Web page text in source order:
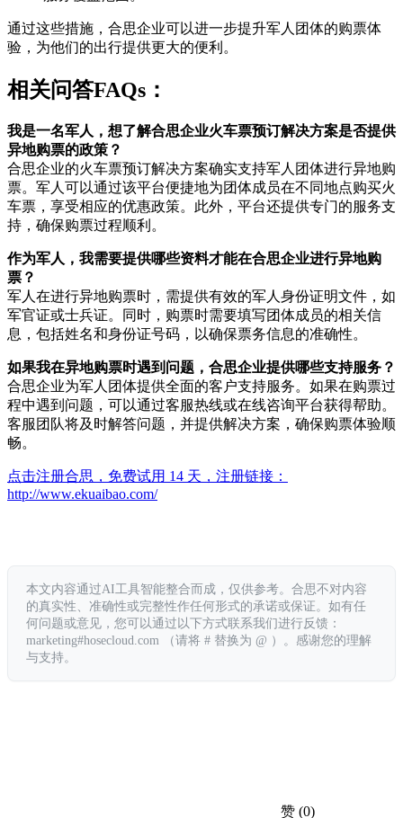
通过这些措施，合思企业可以进一步提升军人团体的购票体
验，为他们的出行提供更大的便利。
相关问答FAQs：
我是一名军人，想了解合思企业火车票预订解决方案是否提供
异地购票的政策？
合思企业的火车票预订解决方案确实支持军人团体进行异地购
票。军人可以通过该平台便捷地为团体成员在不同地点购买火
车票，享受相应的优惠政策。此外，平台还提供专门的服务支
持，确保购票过程顺利。
作为军人，我需要提供哪些资料才能在合思企业进行异地购
票？
军人在进行异地购票时，需提供有效的军人身份证明文件，如
军官证或士兵证。同时，购票时需要填写团体成员的相关信
息，包括姓名和身份证号码，以确保票务信息的准确性。
如果我在异地购票时遇到问题，合思企业提供哪些支持服务？
合思企业为军人团体提供全面的客户支持服务。如果在购票过
程中遇到问题，可以通过客服热线或在线咨询平台获得帮助。
客服团队将及时解答问题，并提供解决方案，确保购票体验顺
畅。
点击注册合思，免费试用 14 天，注册链接：
http://www.ekuaibao.com/
本文内容通过AI工具智能整合而成，仅供参考。合思不对内容
的真实性、准确性或完整性作任何形式的承诺或保证。如有任
何问题或意见，您可以通过以下方式联系我们进行反馈：
marketing#hosecloud.com （请将 # 替换为 @ ）。感谢您的理解
与支持。
赞 (0)